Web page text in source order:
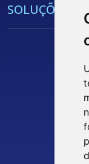
SOLUÇÕES E
Núcleo de Acesso
Centro